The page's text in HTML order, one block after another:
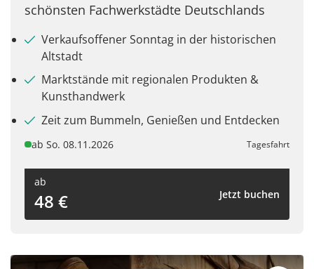
schönsten Fachwerkstädte Deutschlands
Verkaufsoffener Sonntag in der historischen
Altstadt
Marktstände mit regionalen Produkten &
Kunsthandwerk
Zeit zum Bummeln, Genießen und Entdecken
ab So. 08.11.2026 Tagesfahrt
ab
48 € Jetzt buchen